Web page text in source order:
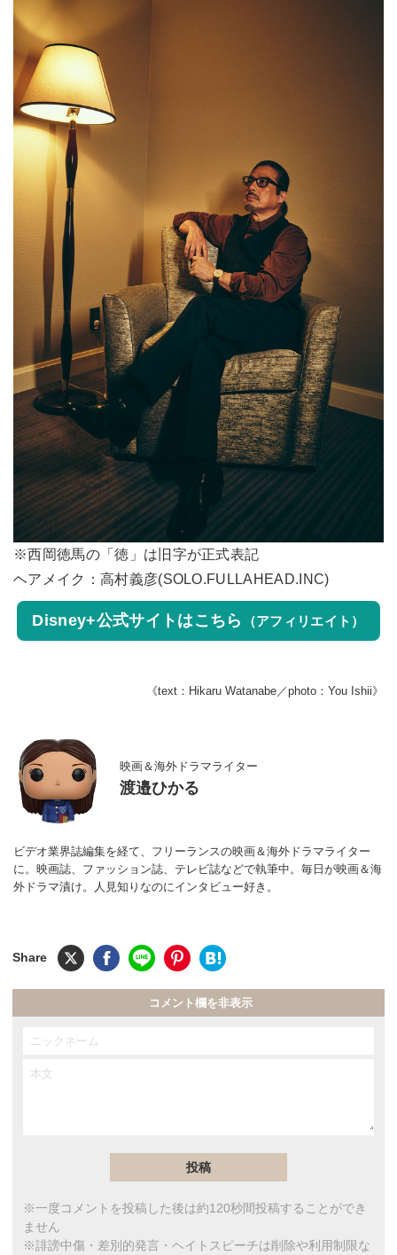
※西岡徳馬の「徳」は旧字が正式表記
ヘアメイク：高村義彦(SOLO.FULLAHEAD.INC)
Disney+公式サイトはこちら （アフィリエイト）
《text：Hikaru Watanabe／photo：You Ishii》
映画＆海外ドラマライター
渡邉ひかる
ビデオ業界誌編集を経て、フリーランスの映画＆海外ドラマライター
に。映画誌、ファッション誌、テレビ誌などで執筆中。毎日が映画＆海
外ドラマ漬け。人見知りなのにインタビュー好き。
コメント欄を非表示
※一度コメントを投稿した後は約120秒間投稿することができ
ません
※誹謗中傷・差別的発言・ヘイトスピーチは削除や利用制限な